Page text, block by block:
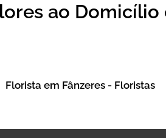
ao Domicílio
Florista em Fânzeres - Floristas